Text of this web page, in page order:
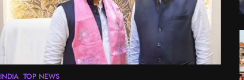
INDIA TOP NEWS